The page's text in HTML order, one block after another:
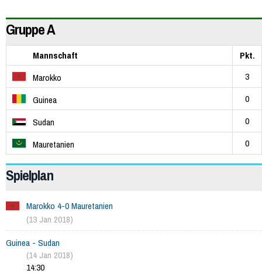
Gruppe A
Mannschaft
Pkt.
Marokko
3
Guinea
0
Sudan
0
Mauretanien
0
Spielplan
Marokko 4-0 Mauretanien
(13 Jan 2018)
Guinea - Sudan
(14 Jan 2018)
14:30